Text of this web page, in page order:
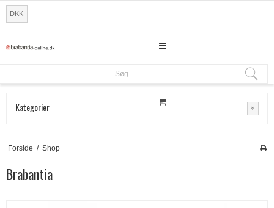
DKK
Søg
Kategorier
Forside / Shop
Brabantia